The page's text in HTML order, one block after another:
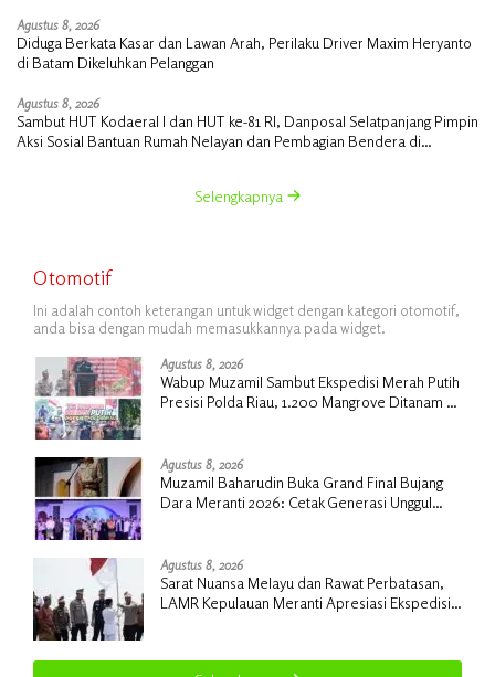
Agustus 8, 2026
Diduga Berkata Kasar dan Lawan Arah, Perilaku Driver Maxim Heryanto
di Batam Dikeluhkan Pelanggan
Agustus 8, 2026
Sambut HUT Kodaeral I dan HUT ke-81 RI, Danposal Selatpanjang Pimpin
Aksi Sosial Bantuan Rumah Nelayan dan Pembagian Bendera di
Selengkapnya
Otomotif
Ini adalah contoh keterangan untuk widget dengan kategori otomotif,
anda bisa dengan mudah memasukkannya pada widget.
Agustus 8, 2026
Wabup Muzamil Sambut Ekspedisi Merah Putih
Presisi Polda Riau, 1.200 Mangrove Ditanam di
Agustus 8, 2026
Muzamil Baharudin Buka Grand Final Bujang
Dara Meranti 2026: Cetak Generasi Unggul
Agustus 8, 2026
Sarat Nuansa Melayu dan Rawat Perbatasan,
LAMR Kepulauan Meranti Apresiasi Ekspedisi